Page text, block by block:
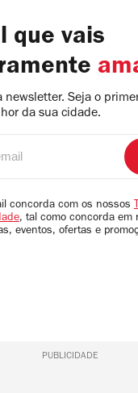
que vais
newsletter. Seja o
da sua cidade.
concorda com os nossos
, tal como concorda em
eventos, ofertas e
PUBLICIDADE